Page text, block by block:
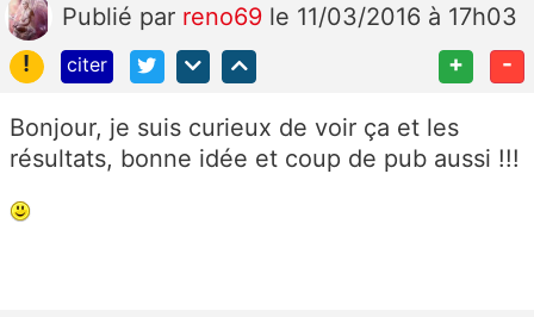
Publié par reno69 le 11/03/2016 à 17h03
!
citer + -
Bonjour, je suis curieux de voir ça et les
résultats, bonne idée et coup de pub aussi !!!